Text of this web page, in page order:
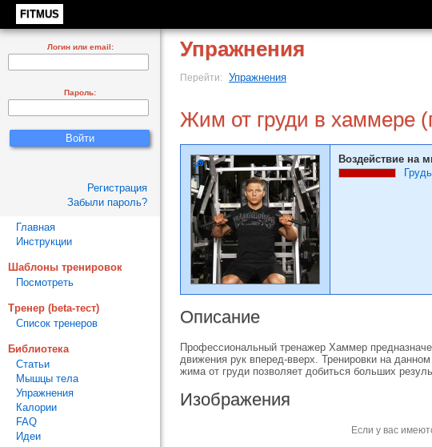
FITMUS
Упражнения
Перейти: Упражнения
Жим от груди в хаммере
Воздействие на
Грудь
Описание
Профессиональный тренажер Хаммер
движения рук вперед-вверх. Тренировки на
жима от груди позволяет добиться больших
Изображения
Если у вас
Логин или email:
Пароль:
Регистрация
Забыли пароль?
Главная
Инструкции
Шаблоны тренировок
Посмотреть
Тренер (beta-тест)
Список тренеров
Библиотека
Статьи
Мышцы тела
Упражнения
Калории
FAQ
Идеи